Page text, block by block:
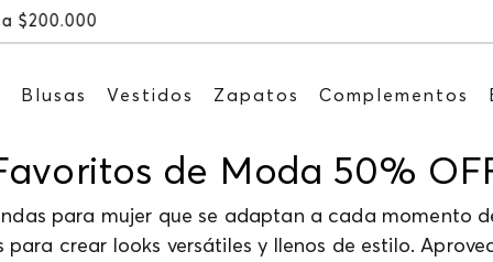
Recibe: 15%OFF suscribiéndote a nuestro
Blusas Vestidos Zapatos Complementos
de Moda 50%
para mujer que se adaptan a cada momento
crear looks versátiles y llenos de estilo.